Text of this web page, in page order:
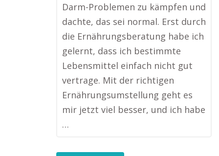
Darm-Problemen zu kämpfen und
dachte, das sei normal. Erst durch
die Ernährungsberatung habe ich
gelernt, dass ich bestimmte
Lebensmittel einfach nicht gut
vertrage. Mit der richtigen
Ernährungsumstellung geht es
mir jetzt viel besser, und ich habe
…